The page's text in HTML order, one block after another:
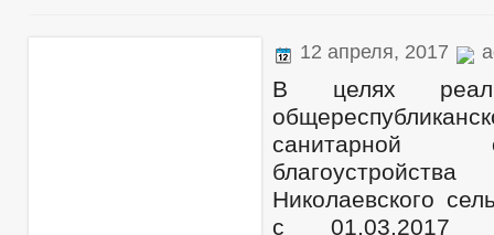
12 апреля, 2017
В целях
Николаевского
с 01.03.2017